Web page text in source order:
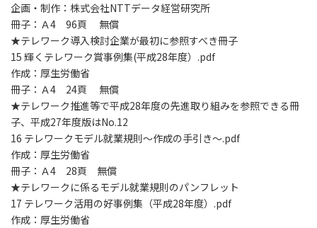
企画・制作：株式会社NTTデータ経営研究所
冊子：Ａ4 96頁 無償
★テレワーク導入検討企業が最初に参照すべき冊子
15 輝くテレワーク賞事例集(平成28年度）.pdf
作成：厚生労働省
冊子：Ａ4 24頁 無償
★テレワーク推進等で平成28年度の先進取り組みを参照できる冊
子、平成27年度版はNo.12
16 テレワークモデル就業規則～作成の手引き～.pdf
作成：厚生労働省
冊子：Ａ4 28頁 無償
★テレワークに係るモデル就業規則のパンフレット
17 テレワーク活用の好事例集（平成28年度）.pdf
作成：厚生労働省